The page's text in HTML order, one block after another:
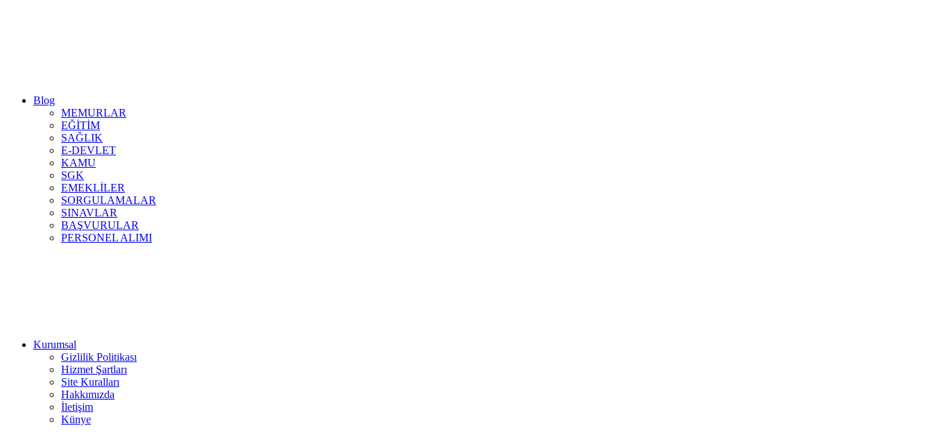
Blog
MEMURLAR
EĞİTİM
SAĞLIK
E-DEVLET
KAMU
SGK
EMEKLİLER
SORGULAMALAR
SINAVLAR
BAŞVURULAR
PERSONEL ALIMI
Kurumsal
Gizlilik Politikası
Hizmet Şartları
Site Kuralları
Hakkımızda
İletişim
Künye